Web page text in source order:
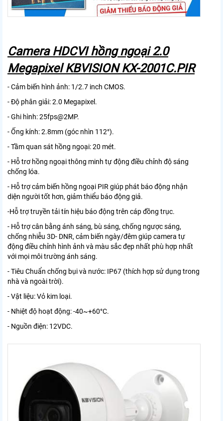
Camera HDCVI hồng ngoại 2.0
Megapixel KBVISION KX-2001C.PIR
- Cảm biến hình ảnh: 1/2.7 inch CMOS.
- Độ phân giải: 2.0 Megapixel.
- Ghi hình: 25fps@2MP.
- Ống kính: 2.8mm (góc nhìn 112°).
- Tầm quan sát hồng ngoại: 20 mét.
- Hỗ trơ hồng ngoại thông minh tự động điều chỉnh độ sáng
chống lóa.
- Hỗ trợ cảm biến hồng ngoại PIR giúp phát báo động nhận
diện người tốt hơn, giảm thiểu báo động giả.
-Hỗ trợ truyền tải tín hiệu báo động trên cáp đồng trục.
- Hỗ trợ cân bằng ánh sáng, bù sáng, chống ngược sáng,
chống nhiễu 3D- DNR, cảm biến ngày/đêm giúp camera tự
động điều chỉnh hình ảnh và màu sắc đẹp nhất phù hợp nhất
với mọi môi trường ánh sáng.
- Tiêu Chuẩn chống bụi và nước: IP67 (thích hợp sử dụng trong
nhà và ngoài trời).
- Vật liệu: Vỏ kim loại.
- Nhiệt độ hoạt động: -40~+60°C.
- Nguồn điện: 12VDC.